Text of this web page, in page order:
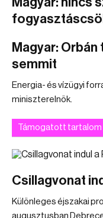
Magyar:
semmit
Energia- és vízügyi
miniszterelnök.
Támogatott tartalom
Csillagvonat
Különleges éjszakai
augusztusban